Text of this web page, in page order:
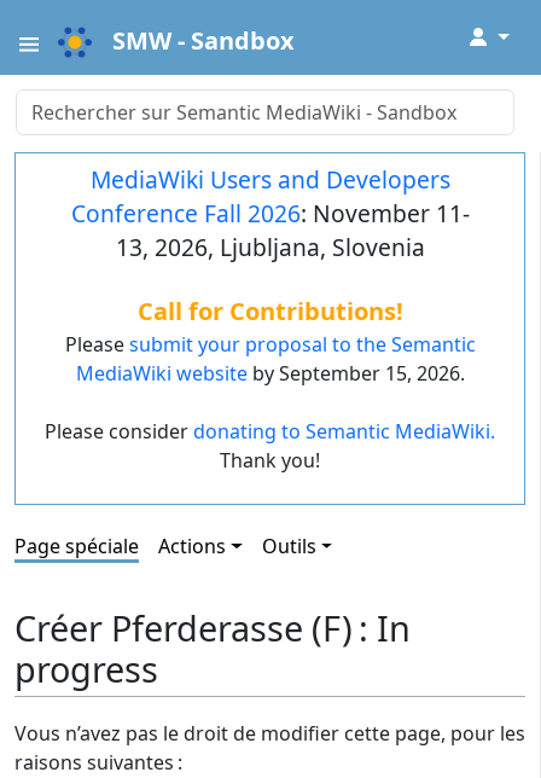
SMW - Sandbox ↓
MediaWiki Users and Developers
Conference Fall 2026: November 11-
13, 2026, Ljubljana, Slovenia
Call for Contributions!
Pleasesubmit your proposal to the Semantic
MediaWiki websiteby September 15, 2026.
Please considerdonating to Semantic MediaWiki.
Thank you!
Page spéciale Actions Outils
Créer Pferderasse (F) : In
progress
Vous n’avez pas le droit de modifier cette page, pour les
raisons suivantes :